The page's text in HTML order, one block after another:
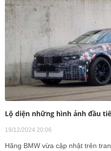
Lộ diện những hình ảnh đầu
19/12/2024 20:06
Hãng BMW vừa cập nhật trên